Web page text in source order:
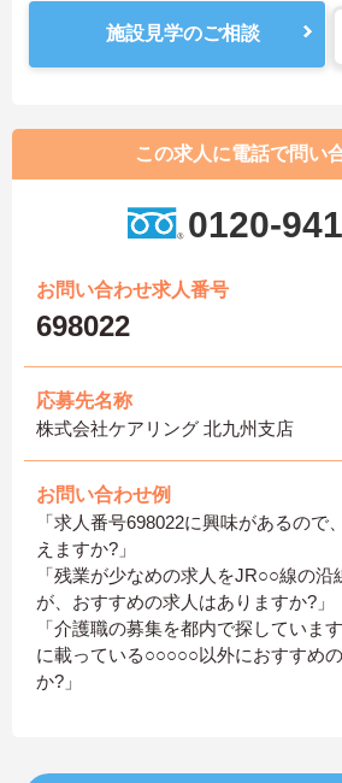
施設見学のご相談
この求人に電話で問い
0120-
お問い合わせ求人番号
698022
応募先名称
株式会社ケアリング 北九州支店
お問い合わせ例
「求人番号698022に興味があるので
えますか?」
「残業が少なめの求人をJR○○線の沿
が、おすすめの求人はありますか?」
「介護職の募集を都内で探していま
に載っている○○○○○以外におすすめ
か?」